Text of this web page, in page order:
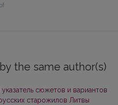
the same author(s)
сюжетов и вариантов
старожилов Литвы